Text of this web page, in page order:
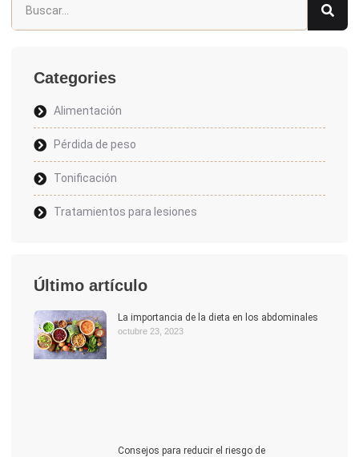
Categories
Alimentación
Pérdida de peso
Tonificación
Tratamientos para lesiones
Último artículo
La importancia de la dieta en los abdominales
octubre 23, 2023
Consejos para reducir el riesgo de